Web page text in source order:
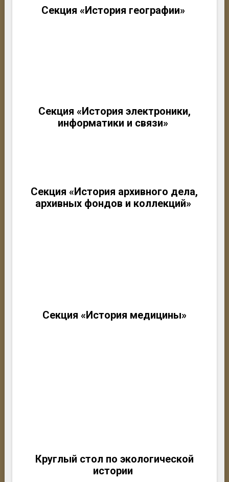
Секция «История географии»
Секция «История электроники,
информатики и связи»
Секция «История архивного дела,
архивных фондов и коллекций»
Секция «История медицины»
Круглый стол по экологической
истории